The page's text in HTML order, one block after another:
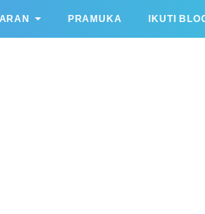
PRAMUKA IKUTI